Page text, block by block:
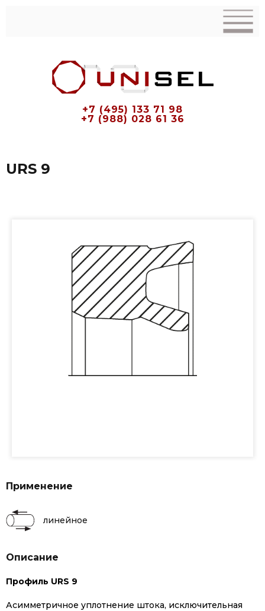
+7 (495) 133 71 98
+7 (988) 028 61 36
URS 9
Применение
линейное
Описание
Профиль URS 9
Асимметричное уплотнение штока, исключительная